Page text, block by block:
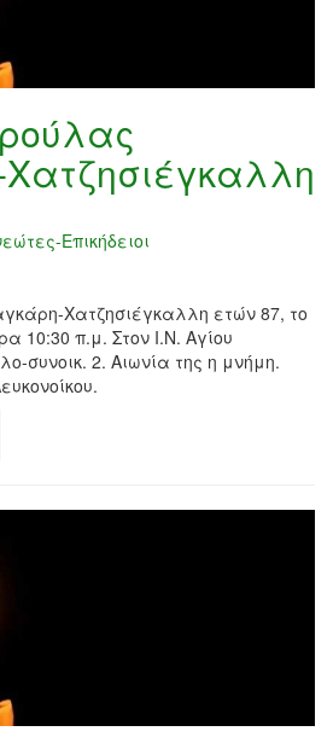
Επικήδειοι
Χατζησιέγκαλλη ετών 87, το
10:30 π.μ. Στον Ι.Ν. Αγίου
συνοικ. 2. Αιωνία της η μνήμη.